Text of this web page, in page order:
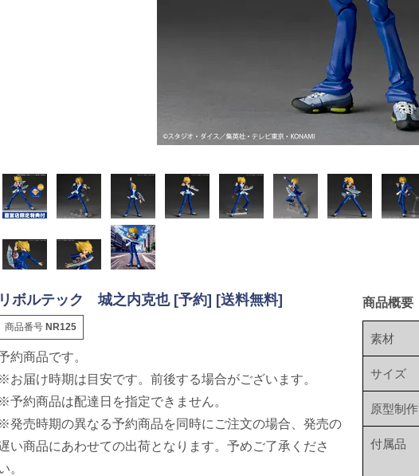
リボルテック 城之内克也 [予約] [送料無料]
商品番号 NR125
約商品です。
※お届け時期は目安です。前後する場合がございます。
※予約商品は配達日を指定できません。
※発売時期の異なる予約商品を同時にご注文の場合、発売の
い商品にあわせての出荷となります。予めご了承くださ
。
商品概要
素材
サイズ
原型制作
付属品